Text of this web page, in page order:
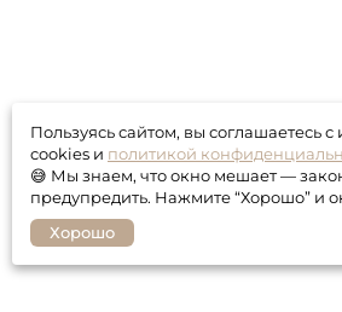
Пользуясь сайтом, вы соглашаетесь
cookies и политикой
😅 Мы знаем, что окно мешает —
предупредить. Нажмите “Хорошо” и
Хорошо